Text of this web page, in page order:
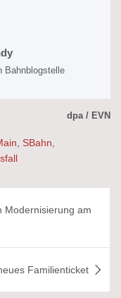
Bahnblogstelle
dpa / EVN
SBahn
Modernisierung am
Familienticket